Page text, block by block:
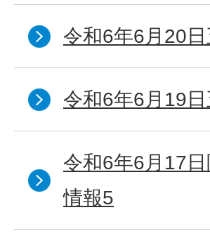
令和6年6月20
令和6年6月19
令和6年6月17
情報5